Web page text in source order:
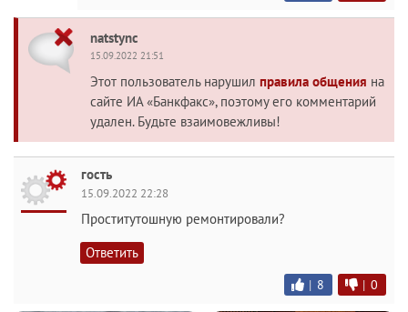
natstync
15.09.2022 21:51
Этот пользователь нарушил правила общения на
сайте ИА «Банкфакс», поэтому его комментарий
удален. Будьте взаимовежливы!
гость
15.09.2022 22:28
Проститутошную ремонтировали?
Ответить
| 8 | 0